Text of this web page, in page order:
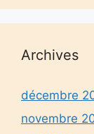
Archives
décembre
novembre